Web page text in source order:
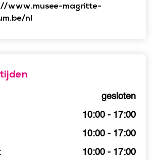
www.musee-magritte-
nl
gesloten
10:00 - 17:00
10:00 - 17:00
10:00 - 17:00